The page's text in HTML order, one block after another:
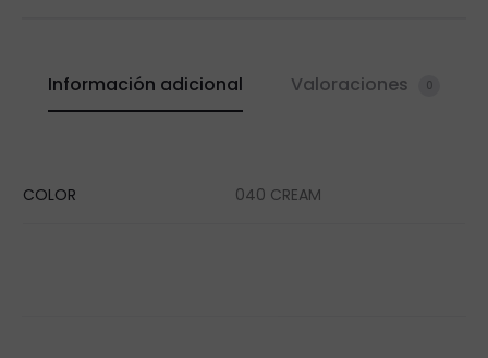
Información adicional Valoraciones 0
COLOR 040 CREAM